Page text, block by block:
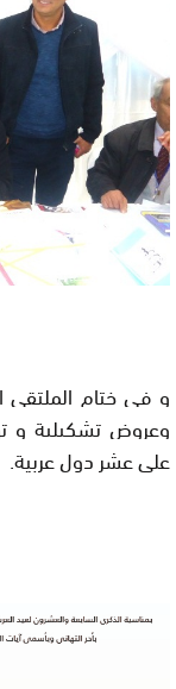
و في ختام الملتقى
وعروض تشكيلية و
على عشر دول عربية.